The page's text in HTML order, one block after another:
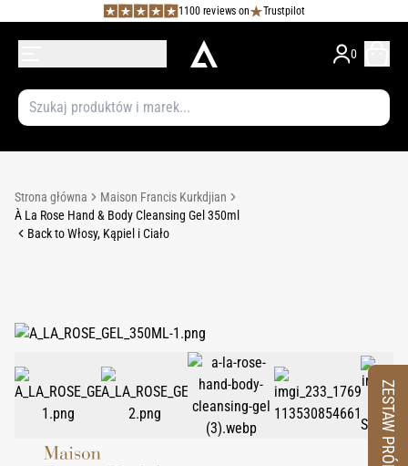
1100 reviews on Trustpilot
0
Strona główna
Maison Francis Kurkdjian
À La Rose Hand & Body Cleansing Gel 350ml
Back to Włosy, Kąpiel i Ciało
ZESTAW PRÓBEK